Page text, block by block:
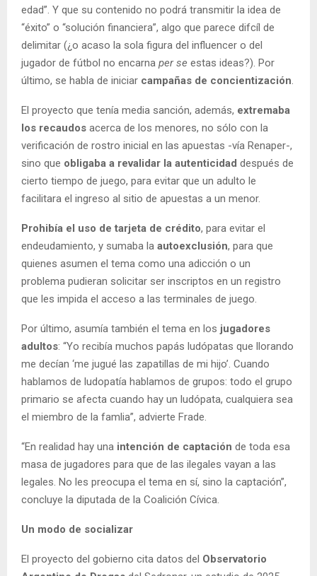
edad”. Y que su contenido no podrá transmitir la idea de
“éxito” o “solución financiera”, algo que parece difcíl de
delimitar (¿o acaso la sola figura del influencer o del
jugador de fútbol no encarna per se estas ideas?). Por
último, se habla de iniciar campañas de concientización.
El proyecto que tenía media sanción, además, extremaba
los recaudos acerca de los menores, no sólo con la
verificación de rostro inicial en las apuestas -vía Renaper-,
sino que obligaba a revalidar la autenticidad después de
cierto tiempo de juego, para evitar que un adulto le
facilitara el ingreso al sitio de apuestas a un menor.
Prohibía el uso de tarjeta de crédito, para evitar el
endeudamiento, y sumaba la autoexclusión, para que
quienes asumen el tema como una adicción o un
problema pudieran solicitar ser inscriptos en un registro
que les impida el acceso a las terminales de juego.
Por último, asumía también el tema en los jugadores
adultos: “Yo recibía muchos papás ludópatas que llorando
me decían ‘me jugué las zapatillas de mi hijo’. Cuando
hablamos de ludopatía hablamos de grupos: todo el grupo
primario se afecta cuando hay un ludópata, cualquiera sea
el miembro de la famlia”, advierte Frade.
“En realidad hay una intención de captación de toda esa
masa de jugadores para que de las ilegales vayan a las
legales. No les preocupa el tema en sí, sino la captación”,
concluye la diputada de la Coalición Cívica.
Un modo de socializar
El proyecto del gobierno cita datos del Observatorio